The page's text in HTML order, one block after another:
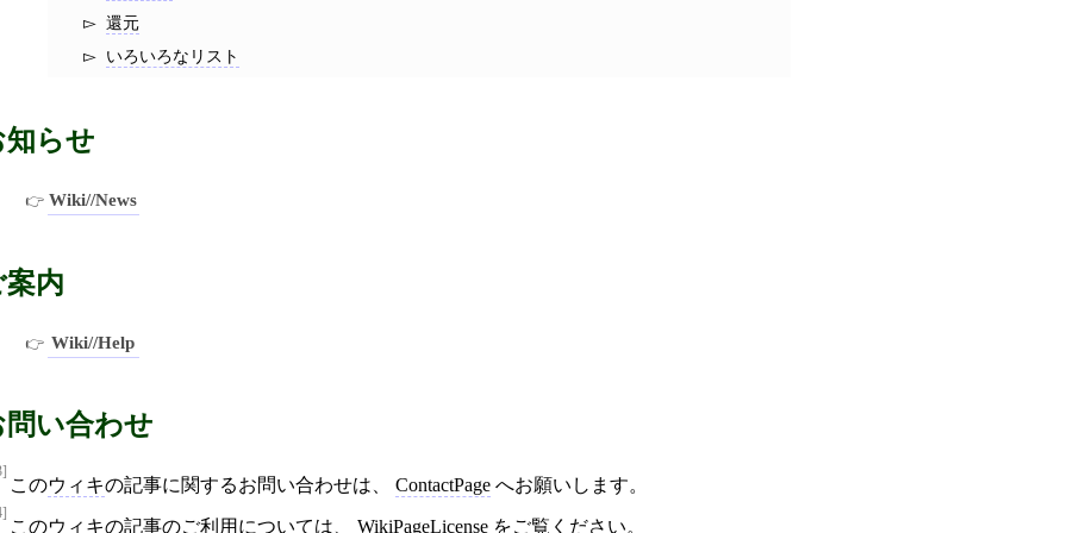
還元
いろいろなリスト
知らせ
Wiki//News
内
Wiki//Help
問い合わせ
このウィキの記事に関するお問い合わせは、 ContactPage へお願いします。
このウィキの記事のご利用については、 WikiPageLicense をご覧ください。